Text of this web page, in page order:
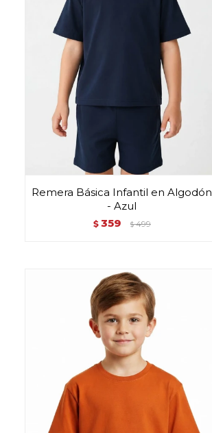
Remera Básica Infantil en Algodón
- Azul
$ 359 $ 499